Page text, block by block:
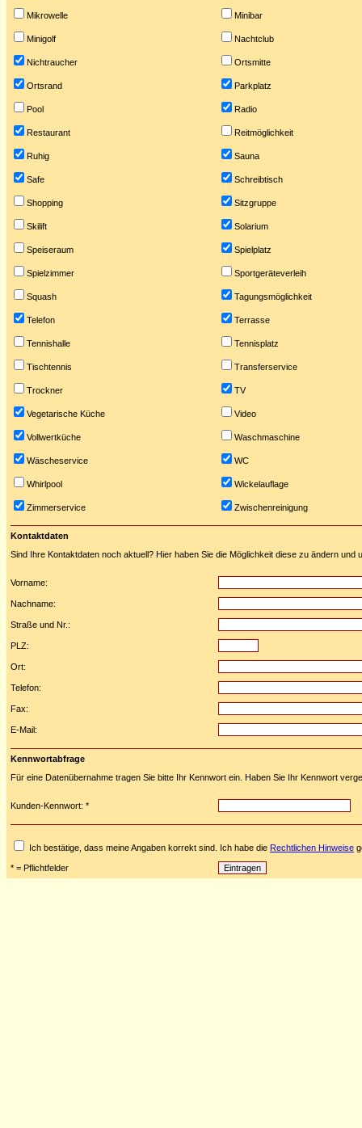
Mikrowelle Minibar
Minigolf Nachtclub
Nichtraucher Ortsmitte
Ortsrand Parkplatz
Pool Radio
Restaurant Reitmöglichkeit
Ruhig Sauna
Safe Schreibtisch
Shopping Sitzgruppe
Skilift Solarium
Speiseraum Spielplatz
Spielzimmer Sportgeräteverleih
Squash Tagungsmöglichkeit
Telefon Terrasse
Tennishalle Tennisplatz
Tischtennis Transferservice
Trockner TV
Vegetarische Küche Video
Vollwertküche Waschmaschine
Wäscheservice WC
Whirlpool Wickelauflage
Zimmerservice Zwischenreinigung
Kontaktdaten
Sind Ihre Kontaktdaten noch aktuell? Hier haben Sie die Möglichkeit diese zu ändern und
Vorname:
Nachname:
Straße und Nr.:
PLZ:
Ort:
Telefon:
Fax:
E-Mail:
Kennwortabfrage
Für eine Datenübernahme tragen Sie bitte Ihr Kennwort ein. Haben Sie Ihr Kennwort
Kunden-Kennwort: *
Ich bestätige, dass meine Angaben korrekt sind. Ich habe die Rechtlichen Hinweise
* = Pflichtfelder